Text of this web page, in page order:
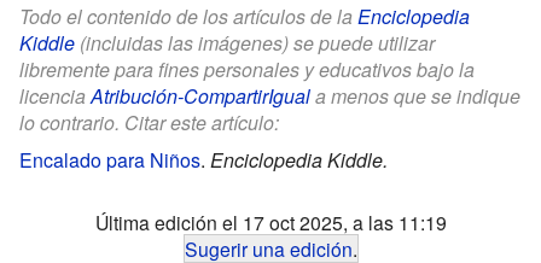
Todo el contenido de los artículos de la Enciclopedia
Kiddle (incluidas las imágenes) se puede utilizar
libremente para fines personales y educativos bajo la
licencia Atribución-CompartirIguala menos que se indique
lo contrario. Citar este artículo:
Encalado para Niños. Enciclopedia Kiddle.
Última edición el 17 oct 2025, a las 11:19
Sugerir una edición.